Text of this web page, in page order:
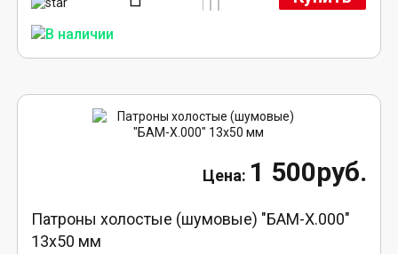
1 500руб.
Патроны холостые (шумовые) "БАМ-Х.000"
13х50 мм